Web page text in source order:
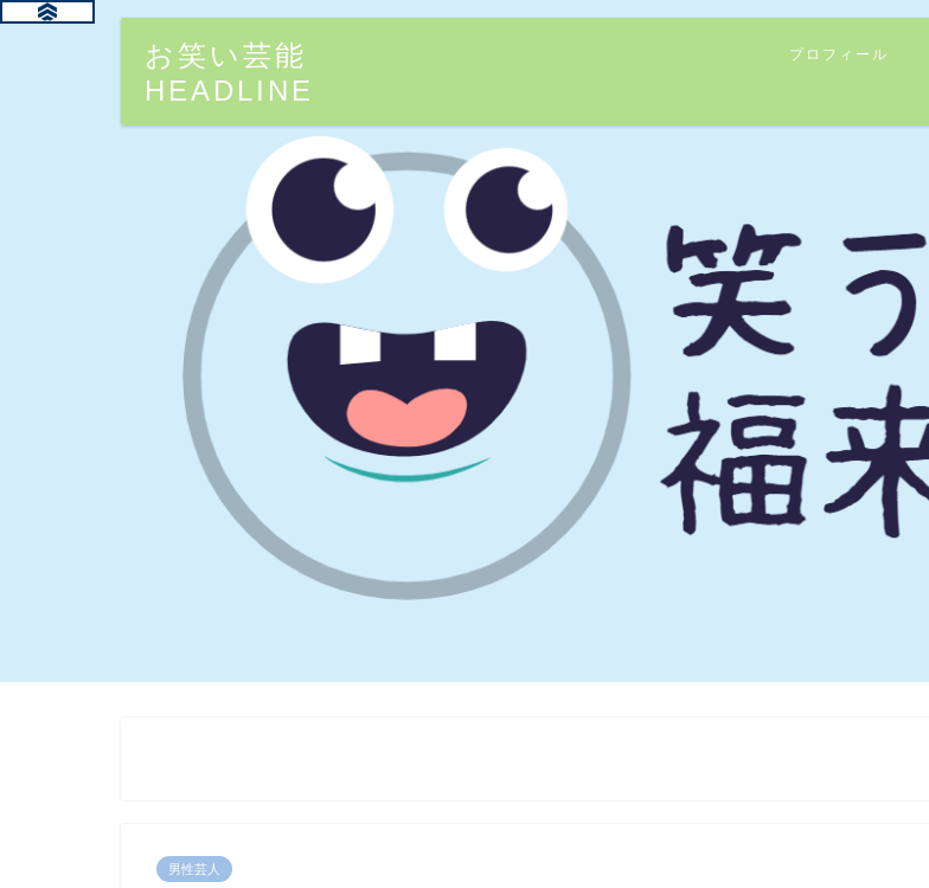
お笑い芸能
HEADLINE
プロフィール
男性芸人